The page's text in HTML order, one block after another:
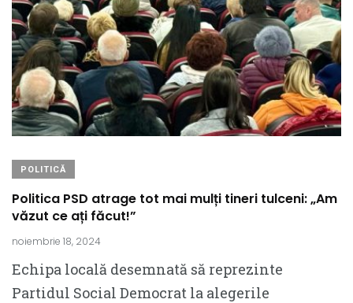
POLITICĂ
Politica PSD atrage tot mai mulți tineri tulceni: „Am
văzut ce ați făcut!”
noiembrie 18, 2024
Echipa locală desemnată să reprezinte
Partidul Social Democrat la alegerile